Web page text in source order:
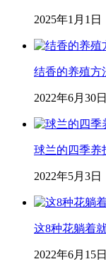
2025年1月1日
结香的养殖方
2022年6月30日
球兰的四季养
2022年5月3日
这8种花躺着
2022年6月15日